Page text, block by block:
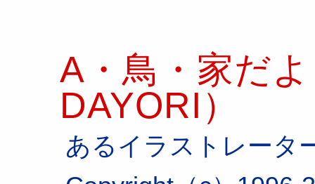
A・鳥・家だ
DAYORI）
あるイラストレータ